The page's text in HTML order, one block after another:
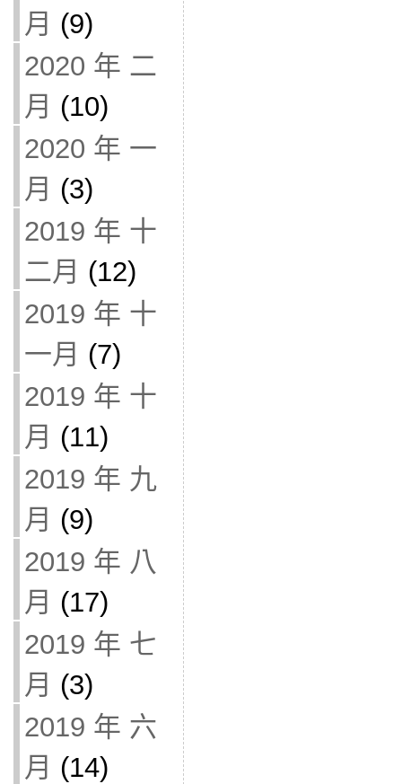
月 (9)
2020 年 二
月 (10)
2020 年 一
月 (3)
2019 年 十
二月 (12)
2019 年 十
一月 (7)
2019 年 十
月 (11)
2019 年 九
月 (9)
2019 年 八
月 (17)
2019 年 七
月 (3)
2019 年 六
月 (14)